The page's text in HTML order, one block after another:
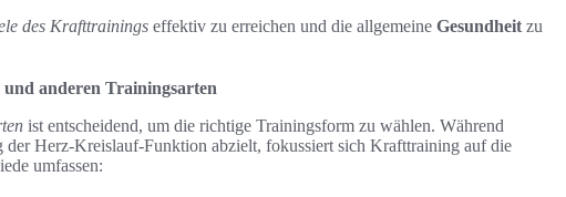
des Krafttrainings effektiv zu erreichen und die allgemeine Gesundheit zu
anderen Trainingsarten
ist entscheidend, um die richtige Trainingsform zu wählen. Während
der Herz-Kreislauf-Funktion abzielt, fokussiert sich Krafttraining auf die
umfassen: